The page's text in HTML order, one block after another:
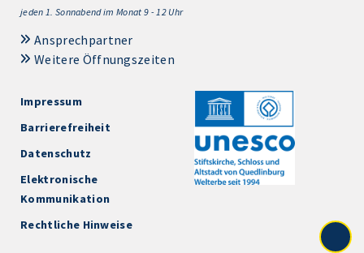
jeden 1. Sonnabend im Monat 9 - 12 Uhr
Ansprechpartner
Weitere Öffnungszeiten
Impressum
Barrierefreiheit
Datenschutz
Elektronische
Kommunikation
Rechtliche Hinweise